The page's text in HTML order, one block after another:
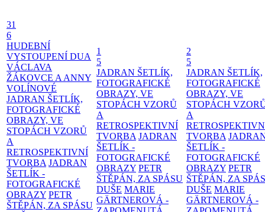
31
6
HUDEBNÍ
VYSTOUPENÍ DUA
VÁCLAVA
ŽÁKOVCE A ANNY
VOLÍNOVÉ
JADRAN ŠETLÍK,
FOTOGRAFICKÉ
OBRAZY, VE
STOPÁCH VZORŮ
A
RETROSPEKTIVNÍ
TVORBA JADRAN
ŠETLÍK -
FOTOGRAFICKÉ
OBRAZY PETR
ŠTĚPÁN, ZA SPÁSU
1
5
JADRAN ŠETLÍK,
FOTOGRAFICKÉ
OBRAZY, VE
STOPÁCH VZORŮ
A
RETROSPEKTIVNÍ
TVORBA JADRAN
ŠETLÍK -
FOTOGRAFICKÉ
OBRAZY PETR
ŠTĚPÁN, ZA SPÁSU
DUŠE MARIE
GÄRTNEROVÁ -
2
5
JADRAN ŠETLÍK,
FOTOGRAFICKÉ
OBRAZY, VE
STOPÁCH
A
TVORBA
ŠETLÍK -
FOTOGRAFICKÉ
OBRAZY PETR
ŠTĚPÁN, ZA
DUŠE MARIE
GÄRTNEROVÁ -